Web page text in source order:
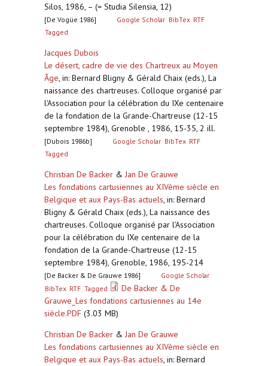
Silos, 1986, – (= Studia Silensia, 12)
[De Vogüe 1986] Google Scholar BibTex RTF
Tagged
Jacques Dubois
Le désert, cadre de vie des Chartreux au Moyen
Âge, in: Bernard Bligny & Gérald Chaix (eds.), La
naissance des chartreuses. Colloque organisé par
l'Association pour la célébration du IXe centenaire
de la fondation de la Grande-Chartreuse (12-15
septembre 1984), Grenoble , 1986, 15-35, 2 ill.
[Dubois 1986b] Google Scholar BibTex RTF
Tagged
Christian De Backer & Jan De Grauwe
Les fondations cartusiennes au XIVème siècle en
Belgique et aux Pays-Bas actuels, in: Bernard
Bligny & Gérald Chaix (eds.), La naissance des
chartreuses. Colloque organisé par l'Association
pour la célébration du IXe centenaire de la
fondation de la Grande-Chartreuse (12-15
septembre 1984), Grenoble, 1986, 195-214
[De Backer & De Grauwe 1986]
Google Scholar
BibTex RTF Tagged
De Backer & De
Grauwe_Les fondations cartusiennes au 14e
siècle.PDF (3.03 MB)
Christian De Backer & Jan De Grauwe
Les fondations cartusiennes au XIVème siècle en
Belgique et aux Pays-Bas actuels, in: Bernard